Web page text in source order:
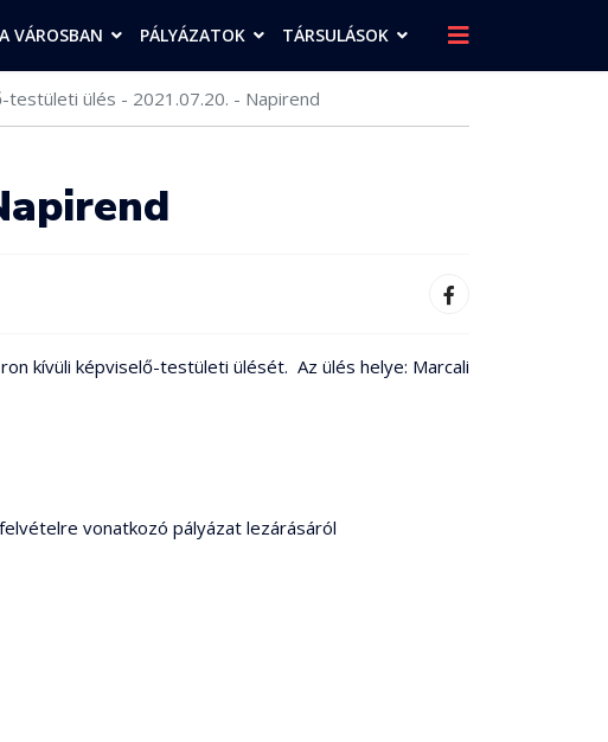
VÁROSBAN PÁLYÁZATOK TÁRSULÁSOK
testületi ülés - 2021.07.20. - Napirend
kívüli képviselő-testületi ülését. Az ülés helye: Marcali
vonatkozó pályázat lezárásáról